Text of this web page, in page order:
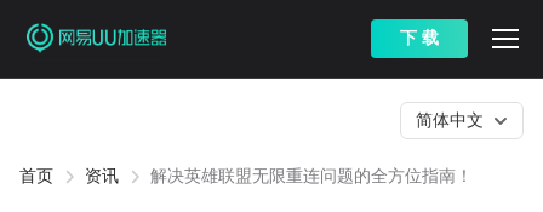
下 载
首页 资讯 解决英雄联盟无限重连问题的全方位指南！
简体中文